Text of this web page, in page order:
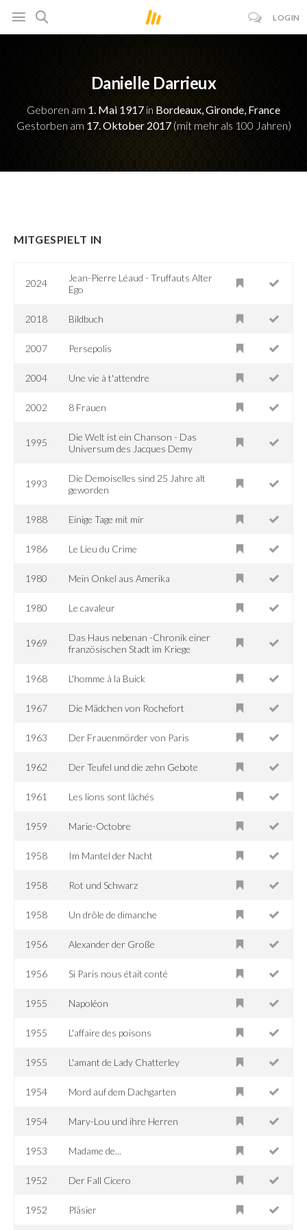
LOGIN
Danielle Darrieux
Geboren am 1. Mai 1917 in Bordeaux, Gironde, France
Gestorben am 17. Oktober 2017(mit mehr als 100 Jahren)
MITGESPIELT IN
2024
Jean-Pierre Léaud - Truffauts Alter
Ego
2018 Bildbuch
2007 Persepolis
2004 Une vie à t'attendre
2002 8 Frauen
1995
Die Welt ist ein Chanson - Das
Universum des Jacques Demy
1993
Die Demoiselles sind 25 Jahre alt
geworden
1988 Einige Tage mit mir
1986 Le Lieu du Crime
1980 Mein Onkel aus Amerika
1980 Le cavaleur
1969
Das Haus nebenan -Chronik einer
französischen Stadt im Kriege
1968 L'homme à la Buick
1967 Die Mädchen von Rochefort
1963 Der Frauenmörder von Paris
1962 Der Teufel und die zehn Gebote
1961 Les lions sont lâchés
1959 Marie-Octobre
1958 Im Mantel der Nacht
1958 Rot und Schwarz
1958 Un drôle de dimanche
1956 Alexander der Große
1956 Si Paris nous était conté
1955 Napoléon
1955 L'affaire des poisons
1955 L'amant de Lady Chatterley
1954 Mord auf dem Dachgarten
1954 Mary-Lou und ihre Herren
1953 Madame de...
1952 Der Fall Cicero
1952 Pläsier